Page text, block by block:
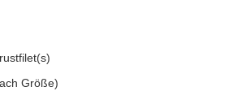
Größe)